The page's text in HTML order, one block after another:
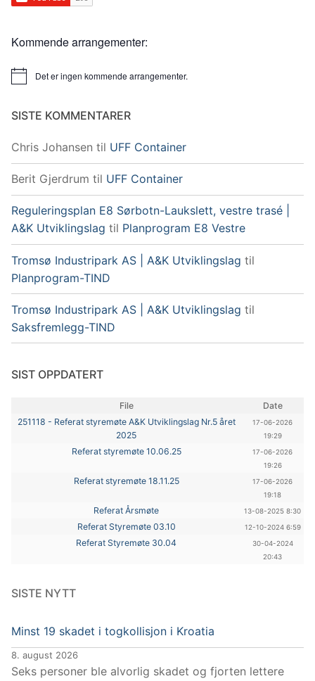
Kommende arrangementer:
MerknadDet er ingen kommende arrangementer.
SISTE KOMMENTARER
Chris Johansen til UFF Container
Berit Gjerdrum til UFF Container
Reguleringsplan E8 Sørbotn-Laukslett, vestre trasé |
A&K Utviklingslag til Planprogram E8 Vestre
Tromsø Industripark AS | A&K Utviklingslag til
Planprogram-TIND
Tromsø Industripark AS | A&K Utviklingslag til
Saksfremlegg-TIND
SIST OPPDATERT
File
Date
251118 - Referat styremøte A&K Utviklingslag Nr.5 året
2025
17-06-2026
19:29
Referat styremøte 10.06.25
17-06-2026
19:26
Referat styremøte 18.11.25
17-06-2026
19:18
Referat Årsmøte 13-08-2025 8:30
Referat Styremøte 03.10 12-10-2024 6:59
Referat Styremøte 30.04
30-04-2024
20:43
SISTE NYTT
Minst 19 skadet i togkollisjon i Kroatia
8. august 2026
Seks personer ble alvorlig skadet og fjorten lettere